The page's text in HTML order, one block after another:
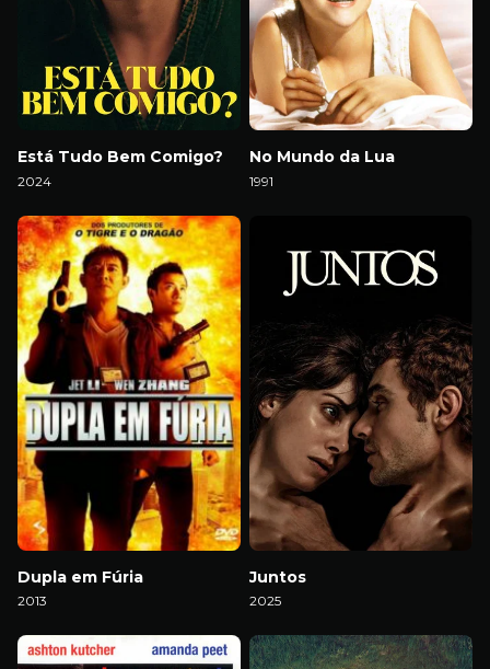
Está Tudo Bem Comigo?
2024
No Mundo da Lua
1991
Dupla em Fúria
2013
Juntos
2025